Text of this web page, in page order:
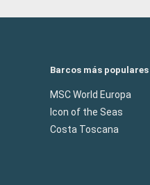
Barcos más populares
MSC World Europa
Icon of the Seas
Costa Toscana